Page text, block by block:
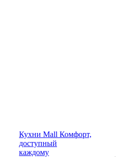
Кухни Mall Комфорт,
доступный
каждому